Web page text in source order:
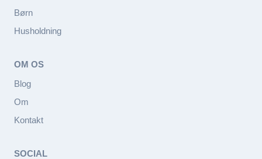
Børn
Husholdning
OM OS
Blog
Om
Kontakt
SOCIAL